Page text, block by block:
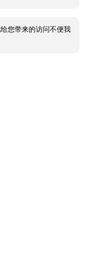
您带来的访问不便我